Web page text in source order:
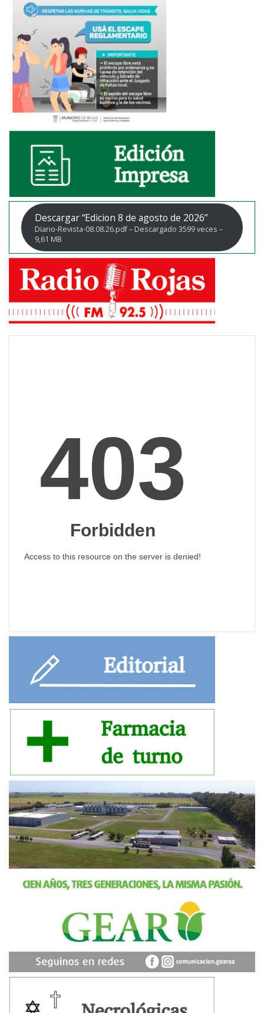
Descargar “Edicion 8 de agosto de 2026”
Diario-Revista-08.08.26.pdf – Descargado 3599 veces –
9,61 MB